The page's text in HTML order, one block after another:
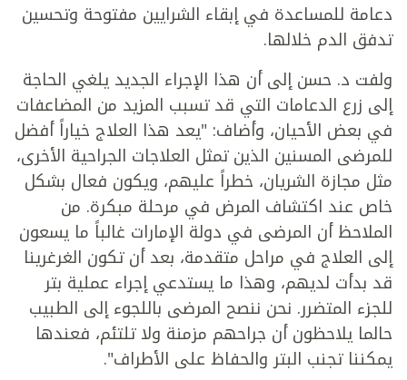
دعامة للمساعدة في إبقاء الشرايين مفتوحة وتحسين
تدفق الدم خلالها.
ولفت د. حسن إلى أن هذا الإجراء الجديد يلغي الحاجة
إلى زرع الدعامات التي قد تسبب المزيد من المضاعفات
في بعض الأحيان، وأضاف: "يعد هذا العلاج خياراً أفضل
للمرضى المسنين الذين تمثل العلاجات الجراحية الأخرى،
مثل مجازة الشريان، خطراً عليهم، ويكون فعال بشكل
خاص عند اكتشاف المرض في مرحلة مبكرة. من
الملاحظ أن المرضى في دولة الإمارات غالباً ما يسعون
إلى العلاج في مراحل متقدمة، بعد أن تكون الغرغرينا
قد بدأت لديهم، وهذا ما يستدعي إجراء عملية بتر
للجزء المتضرر. نحن ننصح المرضى باللجوء إلى الطبيب
حالما يلاحظون أن جراحهم مزمنة ولا تلتئم، فعندها
يمكننا تجنب البتر والحفاظ على الأطراف".